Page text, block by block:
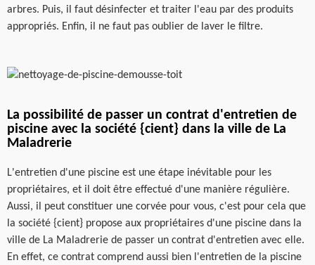
arbres. Puis, il faut désinfecter et traiter l'eau par des produits
appropriés. Enfin, il ne faut pas oublier de laver le filtre.
La possibilité de passer un contrat d'entretien de
piscine avec la société {cient} dans la ville de La
Maladrerie
L'entretien d'une piscine est une étape inévitable pour les
propriétaires, et il doit être effectué d'une manière régulière.
Aussi, il peut constituer une corvée pour vous, c'est pour cela que
la société {cient} propose aux propriétaires d'une piscine dans la
ville de La Maladrerie de passer un contrat d'entretien avec elle.
En effet, ce contrat comprend aussi bien l'entretien de la piscine